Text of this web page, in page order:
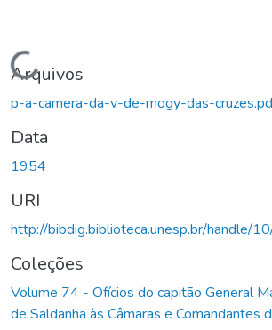
Carregando...
Arquivos
p-a-camera-da-v-de-mogy-das-
Data
1954
URI
http://bibdig.biblioteca.unesp.br/handle/
Coleções
Volume 74 - Ofícios do capitão General
de Saldanha às Câmaras e Comandantes